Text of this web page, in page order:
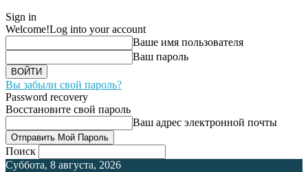
Sign in
Welcome!Log into your account
Ваше имя пользователя
Ваш пароль
Вы забыли свой пароль?
Password recovery
Восстановите свой пароль
Ваш адрес электронной почты
Поиск
Суббота, 8 августа, 2026